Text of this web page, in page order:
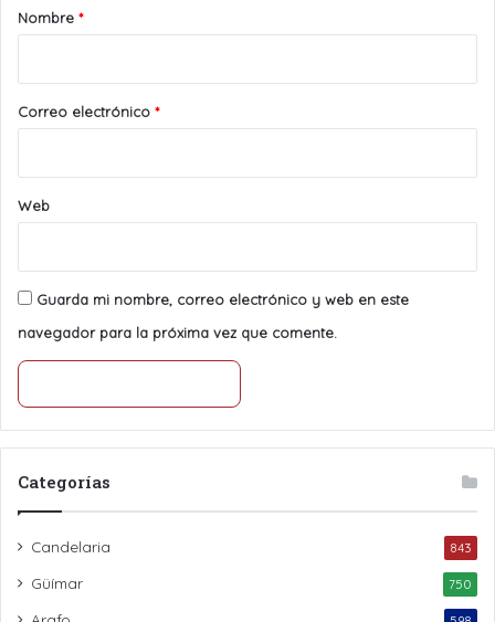
r
*
Nombre *
Correo electrónico *
Web
Guarda mi nombre, correo electrónico y web en este
navegador para la próxima vez que comente.
Categorías
Candelaria 843
Güímar 750